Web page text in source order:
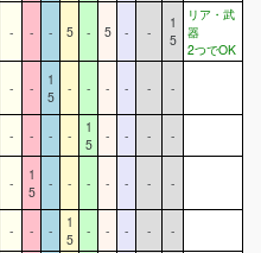
- - - 5 - 5 - -
1
5
リア・武
器
2つでOK
- -
1
5
- - - - - -
- - - -
1
5
- - - -
-
1
5
- - - - - - -
- - -
1
5
- - - - -